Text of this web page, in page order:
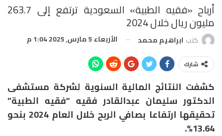
أرباح «فقيه الطبية» السعودية ترتفع إلى 263.7
مليون ريال خلال 2024
كتب ابراهيم محمد الأربعاء 5 مارس, 2025 1:04 م
شارك
كشفت النتائج المالية السنوية لشركة مستشفى
الدكتور سليمان عبدالقادر فقيه “فقيه الطبية”
تحقيقها ارتفاعا بصافي الربح خلال العام 2024 بنحو
13.64%.